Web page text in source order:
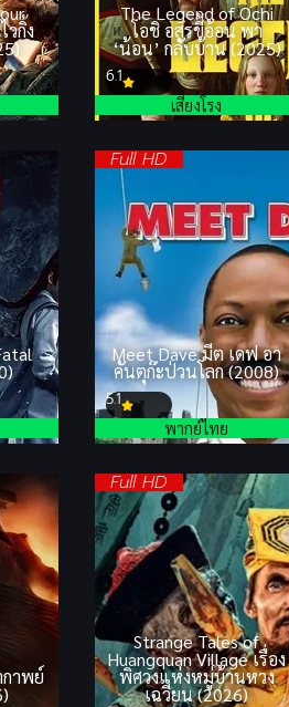
วกิ้ง
The Legend of Ochi
โอชิ อสูรขี้อ้อน พา
‘น้อน’ กลับบ้าน (2025)
6.1
เสียงโรง
Full HD
Meet Dave มีต เดฟ อา
คันตุก๊ะป่วนโลก (2008)
5.1
พากย์ไทย
กาพย์
Full HD
Strange Tales of
Huangquan Village เรื่อง
พิศวงแห่งหมู่บ้านหวง
เฉวียน (2026)